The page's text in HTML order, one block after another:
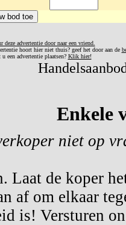
deze advertentie door naar een vriend.
hoort hier niet thuis? geef het door aan de
een advertentie plaatsen? Klik hier!
Enkele
niet op
de koper
af om elkaar
is! Versturen